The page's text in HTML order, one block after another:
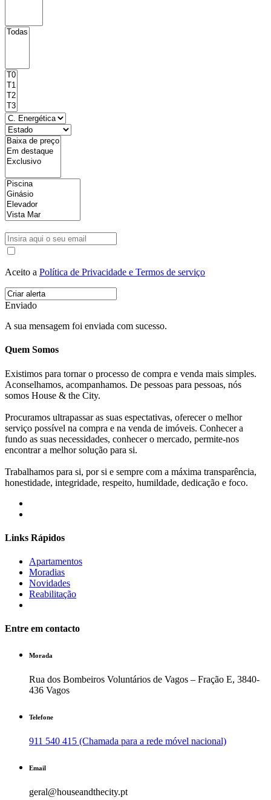
Aceito a Política de Privacidade e Termos de serviço
Enviado
A sua mensagem foi enviada com sucesso.
Quem Somos
Existimos para tornar o processo de compra e venda mais simples.
Aconselhamos, acompanhamos. De pessoas para pessoas, nós
somos House & the City.
Procuramos ultrapassar as suas espectativas, oferecer o melhor
serviço possível na compra e na venda de imóveis. Conhecer a
fundo as suas necessidades, conhecer o mercado, permite-nos
encontrar a melhor solução para si.
Trabalhamos para si, por si e sempre com a máxima transparência,
honestidade, integridade, respeito, humildade, dedicação e foco.
Links Rápidos
Apartamentos
Moradias
Novidades
Reabilitação
Entre em contacto
Morada
Rua dos Bombeiros Voluntários de Vagos – Fração E, 3840-
436 Vagos
Telefone
911 540 415 (Chamada para a rede móvel nacional)
Email
geral@houseandthecity.pt